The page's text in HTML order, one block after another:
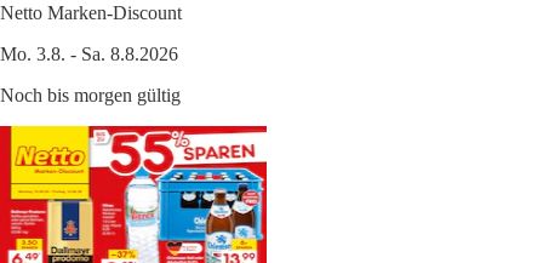
Netto Marken-Discount
Mo. 3.8. - Sa. 8.8.2026
Noch bis morgen gültig